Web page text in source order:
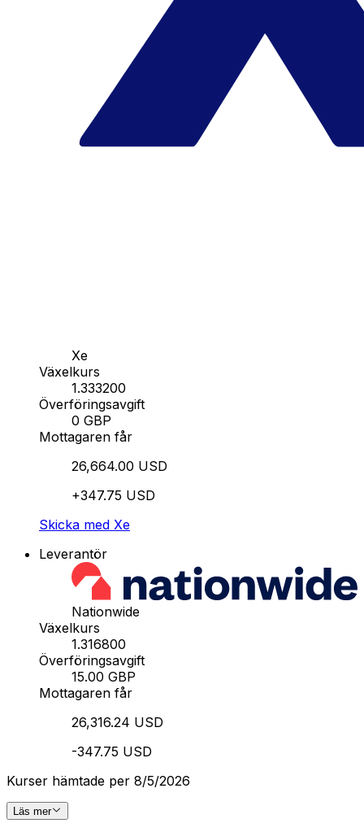
Xe
Växelkurs
1.333200
Överföringsavgift
0 GBP
Mottagaren får
26,664.00 USD
+347.75 USD
Skicka med Xe
Leverantör
Nationwide
Växelkurs
1.316800
Överföringsavgift
15.00 GBP
Mottagaren får
26,316.24 USD
-347.75 USD
Kurser hämtade per 8/5/2026
Läs mer